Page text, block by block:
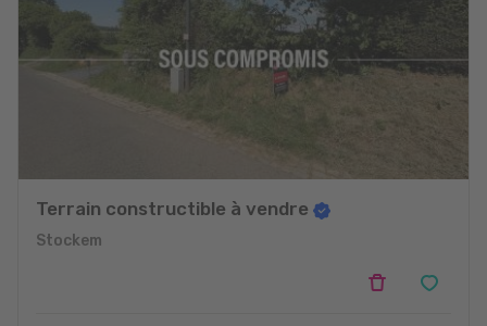
Terrain constructible à vendre
Stockem